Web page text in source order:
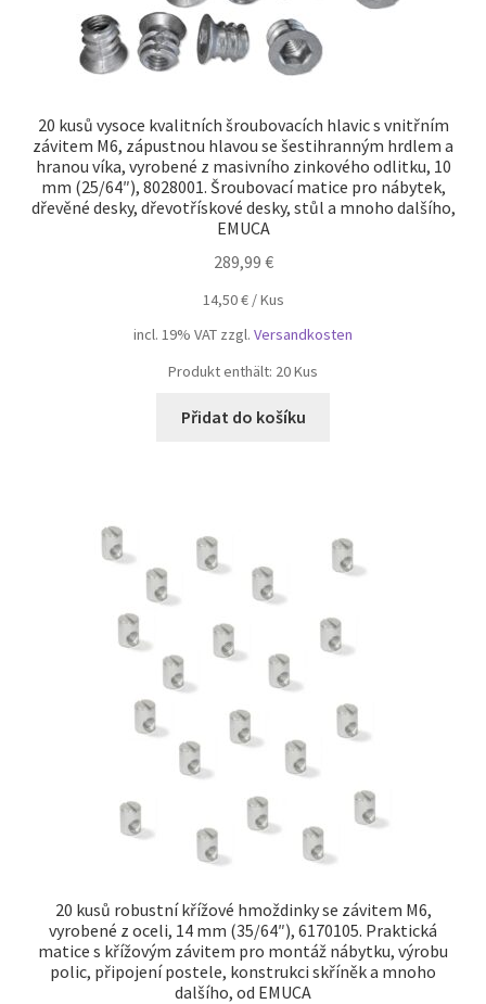
20 kusů vysoce kvalitních šroubovacích hlavic s vnitřním
závitem M6, zápustnou hlavou se šestihranným hrdlem a
hranou víka, vyrobené z masivního zinkového odlitku, 10
mm (25/64″), 8028001. Šroubovací matice pro nábytek,
dřevěné desky, dřevotřískové desky, stůl a mnoho dalšího,
EMUCA
289,99 €
14,50€/Kus
incl. 19% VAT zzgl. Versandkosten
Produkt enthält: 20Kus
Přidat do košíku
20 kusů robustní křížové hmoždinky se závitem M6,
vyrobené z oceli, 14 mm (35/64″), 6170105. Praktická
matice s křížovým závitem pro montáž nábytku, výrobu
polic, připojení postele, konstrukci skříněk a mnoho
dalšího, od EMUCA